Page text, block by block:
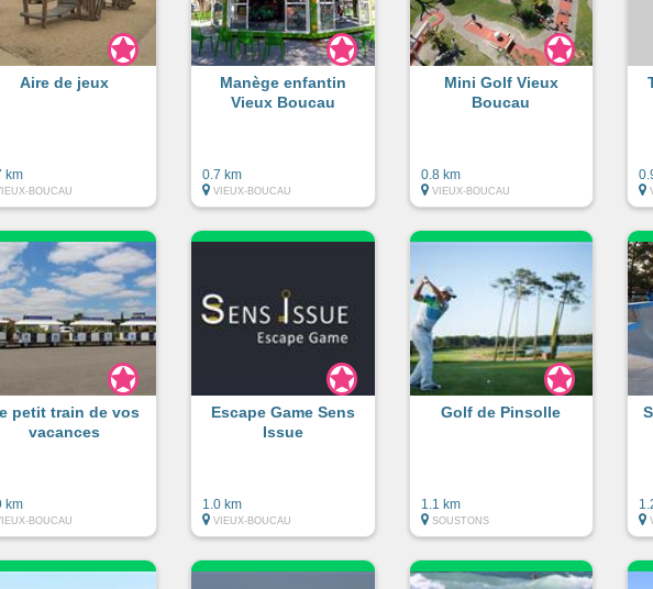
Aire de jeux
km
BOUCAU
Manège enfantin
Vieux Boucau
0.7 km
VIEUX-BOUCAU
Mini Golf Vieux
Boucau
0.8 km
VIEUX-BOUCAU
petit train de vos
vacances
km
BOUCAU
Escape Game Sens
Issue
1.0 km
VIEUX-BOUCAU
Golf de Pinsolle
1.1 km
SOUSTONS